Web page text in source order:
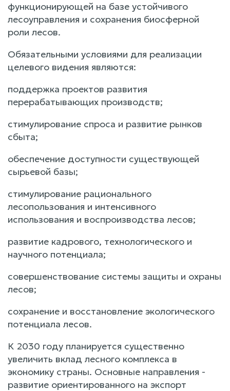
функционирующей на базе устойчивого
лесоуправления и сохранения биосферной
роли лесов.
Обязательными условиями для реализации
целевого видения являются:
поддержка проектов развития
перерабатывающих производств;
стимулирование спроса и развитие рынков
сбыта;
обеспечение доступности существующей
сырьевой базы;
стимулирование рационального
лесопользования и интенсивного
использования и воспроизводства лесов;
развитие кадрового, технологического и
научного потенциала;
совершенствование системы защиты и охраны
лесов;
сохранение и восстановление экологического
потенциала лесов.
К 2030 году планируется существенно
увеличить вклад лесного комплекса в
экономику страны. Основные направления -
развитие ориентированного на экспорт